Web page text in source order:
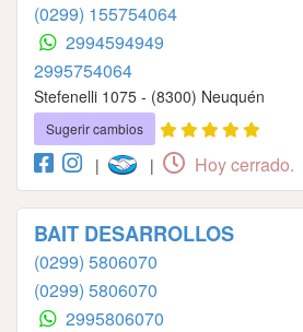
(0299) 155754064
2994594949
2995754064
Stefenelli 1075 - (8300) Neuquén
Sugerir cambios
| | Hoy cerrado.
BAIT DESARROLLOS
(0299) 5806070
(0299) 5806070
2995806070